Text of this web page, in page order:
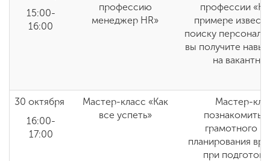
15:00-
16:00
профессию
менеджер НR»
профессии
примере
поиску
вы получите
на
30 октября
16:00-
17:00
Мастер-класс «Как
все успеть»
Мастер-
грамотного и
планирования
при